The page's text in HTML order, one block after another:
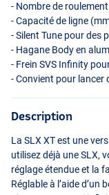
- Nombre de
- Capacité de ligne
- Silent Tune pour des
- Hagane Body en
- Frein SVS Infinity
- Convient pour lancer
Description
La SLX XT est une
utilisez déjà uneSLX,
réglage étendue et la
Réglable à l’aide d’un